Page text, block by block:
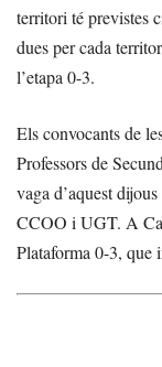
territori té previstes
dues per cada
l’etapa 0-3.
Els convocants de
Professors de
vaga d’aquest
CCOO i UGT. A
Plataforma 0-3, que